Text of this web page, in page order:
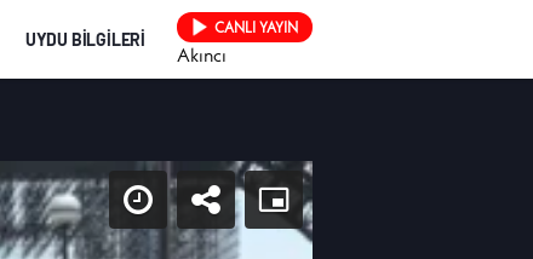
UYDU BİLGİLERİ
CANLI YAYIN
Akıncı